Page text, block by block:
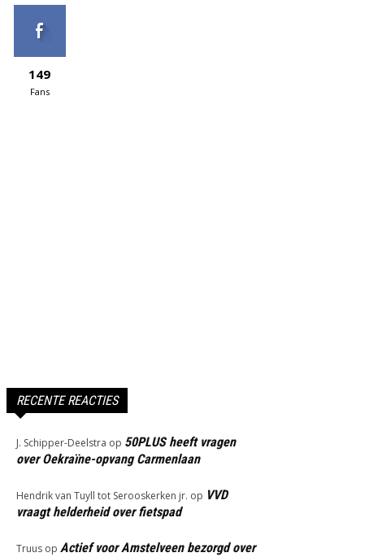
149
Fans
RECENTE REACTIES
J. Schipper-Deelstra op 50PLUS heeft vragen
over Oekraïne-opvang Carmenlaan
Hendrik van Tuyll tot Serooskerken jr. op VVD
vraagt helderheid over fietspad
Truus op Actief voor Amstelveen bezorgd over